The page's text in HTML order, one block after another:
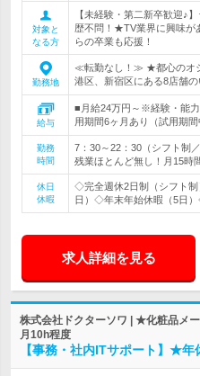
対象と
なる方
【未経験・第二新卒歓迎♪
歴不問！★TV業界に興味が
らの卒業も応援！
勤務地
≪転勤なし！≫ ★都心のオ
港区、新宿区にある8店舗
給与
■月給24万円～※経験・能
用期間6ヶ月あり（試用期
勤務
時間
7：30～22：30（シフト
残業ほとんど無し！月15時
休日
休暇
◇完全週休2日制（シフト
日）◇年末年始休暇（5日
求人詳細を見る
株式会社ドクターソワ | ★化粧品メ
月10h程度
【事務・社内ITサポート】★